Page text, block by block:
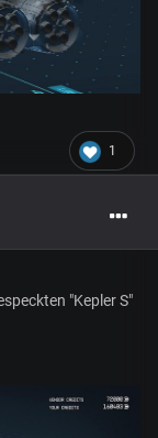
1
"Kepler S"